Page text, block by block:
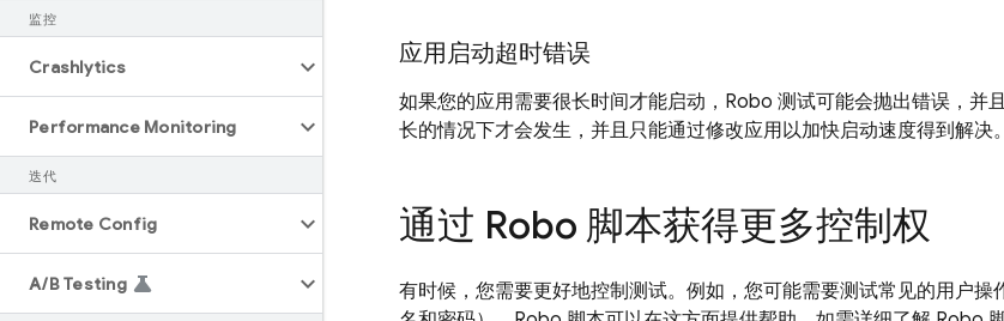
监控
Crashlytics
Performance Monitoring
迭代
Remote Config
A/B Testing
应用启动超时错误
如果您的应用需要很长时间才能启动，Robo 测试可能会抛出错误，并
长的情况下才会发生，并且只能通过修改应用以加快启动速度得到解决。
通过 Robo 脚本获得更多控制权
有时候，您需要更好地控制测试。例如，您可能需要测试常见的用户